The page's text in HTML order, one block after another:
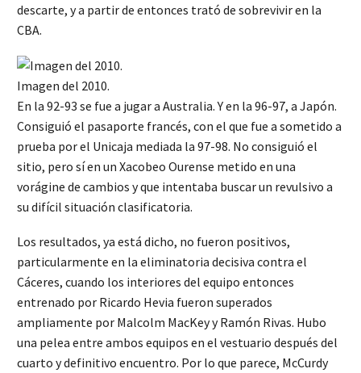
descarte, y a partir de entonces trató de sobrevivir en la
CBA.
Imagen del 2010.
En la 92-93 se fue a jugar a Australia. Y en la 96-97, a Japón.
Consiguió el pasaporte francés, con el que fue a sometido a
prueba por el Unicaja mediada la 97-98. No consiguió el
sitio, pero sí en un Xacobeo Ourense metido en una
vorágine de cambios y que intentaba buscar un revulsivo a
su difícil situación clasificatoria.
Los resultados, ya está dicho, no fueron positivos,
particularmente en la eliminatoria decisiva contra el
Cáceres, cuando los interiores del equipo entonces
entrenado por Ricardo Hevia fueron superados
ampliamente por Malcolm MacKey y Ramón Rivas. Hubo
una pelea entre ambos equipos en el vestuario después del
cuarto y definitivo encuentro. Por lo que parece, McCurdy